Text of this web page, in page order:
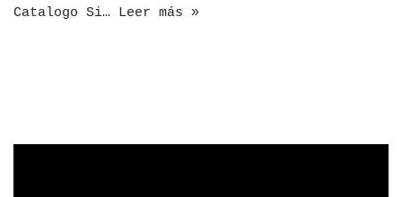
Catalogo Si… Leer más »